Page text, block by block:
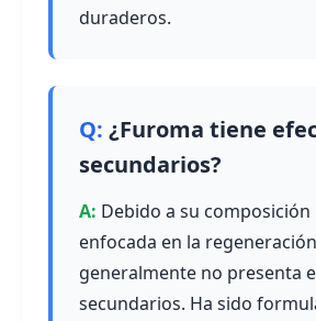
duraderos.
¿Furoma tiene
secundarios?
Debido a su
enfocada en la
generalmente no presenta
secundarios. Ha sido